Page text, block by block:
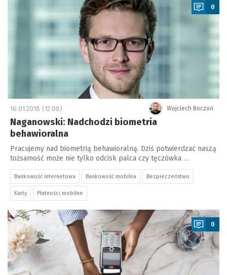
0
Wojciech Boczoń
16.01.2018 (12:08)
Naganowski: Nadchodzi biometria
behawioralna
Pracujemy nad biometrią behawioralną. Dziś potwierdzać naszą
tożsamość może nie tylko odcisk palca czy tęczówka …
Bankowość internetowa Bankowość mobilna Bezpieczeństwo
Karty Płatności mobilne
a
0